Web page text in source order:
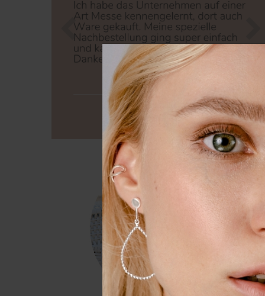
Zurück
Wir nutzen Cookies auf
Erfahrung zu verbessern.
Externe